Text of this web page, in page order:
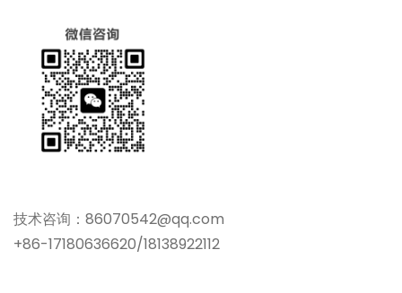
技术咨询：86070542@qq.com
+86-17180636620/18138922112